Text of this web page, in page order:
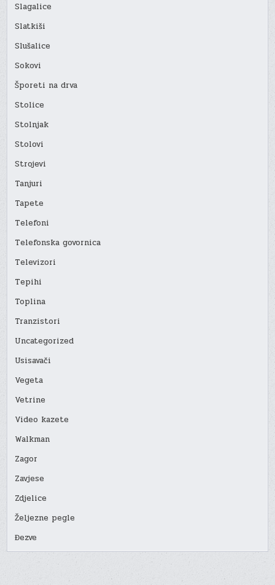
Slagalice
Slatkiši
Slušalice
Sokovi
Šporeti na drva
Stolice
Stolnjak
Stolovi
Strojevi
Tanjuri
Tapete
Telefoni
Telefonska govornica
Televizori
Tepihi
Toplina
Tranzistori
Uncategorized
Usisavači
Vegeta
Vetrine
Video kazete
Walkman
Zagor
Zavjese
Zdjelice
Željezne pegle
Đezve